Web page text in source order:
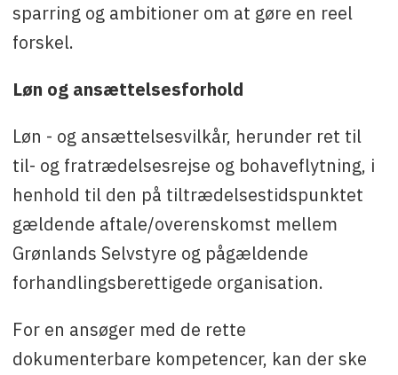
sparring og ambitioner om at gøre en reel
forskel.
Løn og ansættelsesforhold
Løn - og ansættelsesvilkår, herunder ret til
til- og fratrædelsesrejse og bohaveflytning, i
henhold til den på tiltrædelsestidspunktet
gældende aftale/overenskomst mellem
Grønlands Selvstyre og pågældende
forhandlingsberettigede organisation.
For en ansøger med de rette
dokumenterbare kompetencer, kan der ske